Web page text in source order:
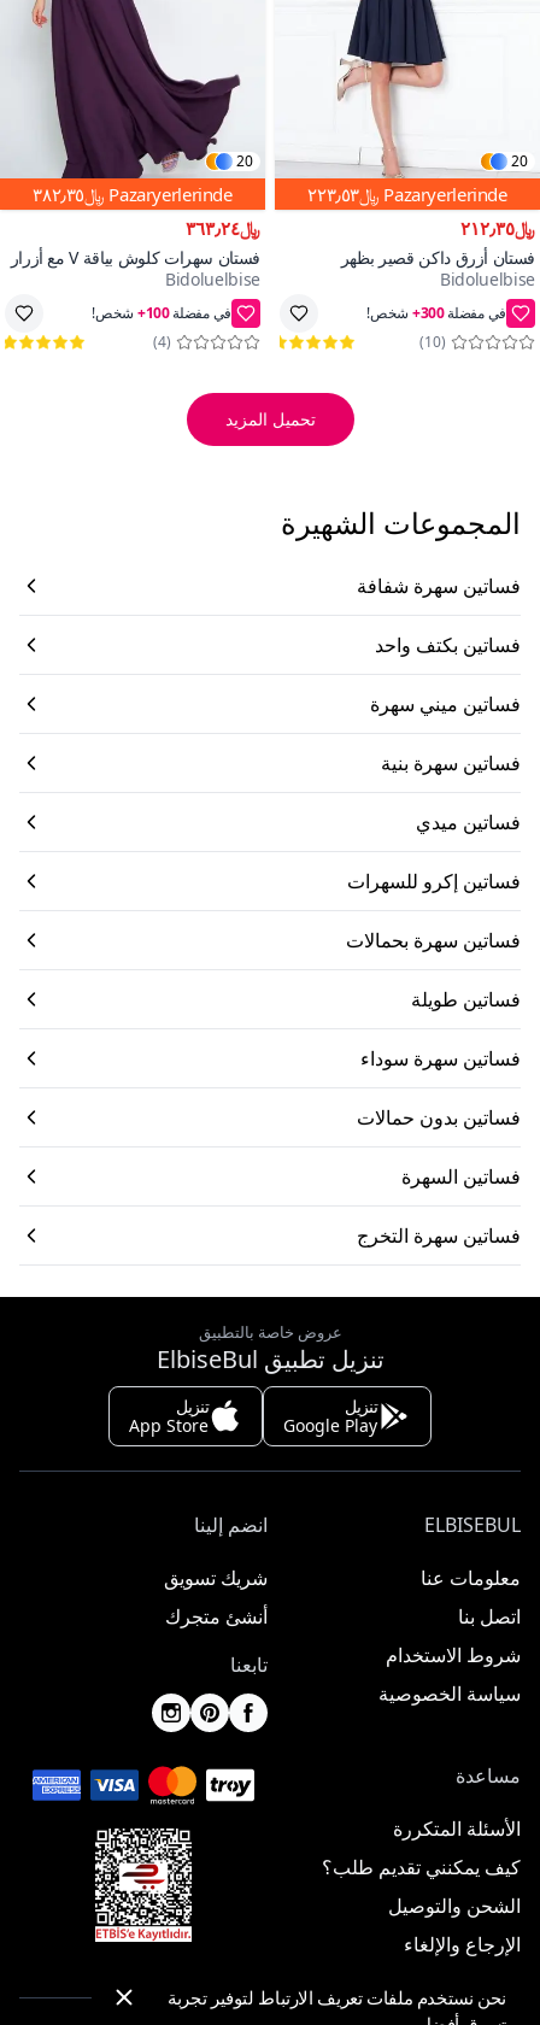
20
Pazaryerlerinde ﷼٢٢٣٫٥٣
﷼٢١٢٫٣٥
فستان أزرق داكن قصير بظهر
مكشوف بحمالات ورباط خلفي مع
فتحة عند البطن من قماش منسوج
ومطوي
Bidoluelbise
300+
احفظ ﷼١١
(
10
)
20
Pazaryerlerinde ﷼٣٨٢٫٣٥
﷼٣٦٣٫٢٤
فستان سهرات كلوش بياقة V مع أزرار
زينة وشرائط خلفية بحمالات طويلة
بلون المُردوم
Bidoluelbise
100+
احفظ ﷼١٩
(
4
)
تحميل المزيد
المجموعات الشهيرة
فساتين سهرة شفافة
فساتين بكتف واحد
فساتين ميني سهرة
فساتين سهرة بنية
فساتين ميدي
فساتين إكرو للسهرات
فساتين سهرة بحمالات
فساتين طويلة
فساتين سهرة سوداء
فساتين بدون حمالات
فساتين السهرة
فساتين سهرة التخرج
عروض خاصة بالتطبيق
تنزيل تطبيق ElbiseBul
تنزيل
Google Play
تنزيل
App Store
ELBISEBUL
معلومات عنا
اتصل بنا
شروط الاستخدام
سياسة الخصوصية
انضم إلينا
شريك تسويق
أنشئ متجرك
تابعنا
مساعدة
الأسئلة المتكررة
كيف يمكنني تقديم طلب؟
الشحن والتوصيل
الإرجاع والإلغاء
نحن نستخدم ملفات تعريف الارتباط لتوفير تجربة